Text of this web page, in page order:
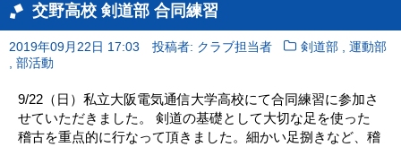
交野高校 剣道部 合同練習
2019年09月22日 17:03 投稿者: クラブ担当者 剣道部 ,運動部
部活動
9/22（日）私立大阪電気通信大学高校にて合同練習に参加さ
せていただきました。 剣道の基礎として大切な足を使った
稽古を重点的に行なって頂きました。細かい足捌きなど、稽